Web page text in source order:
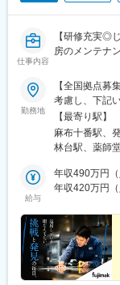
仕事内容
【研修充実◎
房のメンテ
勤務地
【全国拠点募
考慮し、下記
函館市／旭川
秋田県／山形
王子市・小平
県／茨城県■中
古屋市・岡崎
市）／京都府
国・四国広島
香川県／徳島
九州市）／佐
／沖縄県※転勤
【最寄り駅】
麻布十番駅、
林台駅、薬師
駅、甲府駅、
駅、落合駅(東
県)、南富山
駅、越後石山
岬駅、亀山駅(
駅、備前西市
駅、大橋駅(福
給与
年収490万円（
年収420万円（